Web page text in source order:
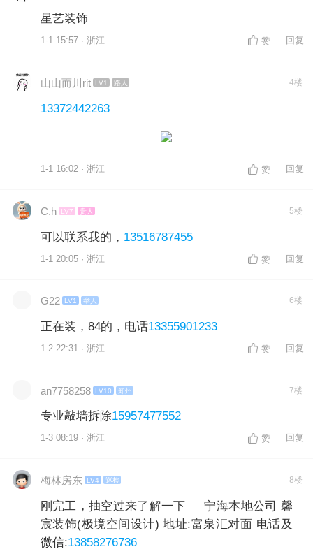
星艺装饰
1-1 15:57 · 浙江 赞 回复
山山而川rit LV1 路人 4楼
13372442263
1-1 16:02 · 浙江 赞 回复
C.h LV7 贵人 5楼
可以联系我的， 13516787455
1-1 20:05 · 浙江 赞 回复
G22 LV1 举人 6楼
正在装，84的，电话13355901233
1-2 22:31 · 浙江 赞 回复
an7758258 LV10 知州 7楼
专业敲墙拆除15957477552
1-3 08:19 · 浙江 赞 回复
梅林房东 LV4 巡检 8楼
刚完工，抽空过来了解一下 宁海本地公司 馨
宸装饰(极境空间设计) 地址:富泉汇对面 电话及
微信:13858276736